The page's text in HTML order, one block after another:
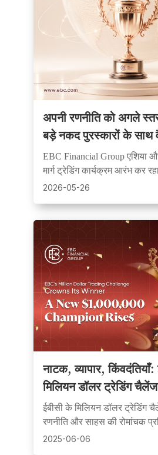
अपनी रणनीति को अगले
बड़े नकद पुरस्कारों के साथ
प्रतियोगिता आरंभ
EBC Financial Group एशिया
मार्ग ट्रेडिंग कार्यक्रम आरंभ कर
के व्यापारियों के लिए अनुकरणीय
2026-05-26
नाटक, व्यापार,
मिलियन डॉलर ट्रेडिंग
अविस्मरणीय बनाने वाली
ईबीसी के मिलियन डॉलर ट्रेडिंग
रणनीति और साहस की रोमांचक
व्यापारियों को एकजुट किया, तथा
2025-06-06